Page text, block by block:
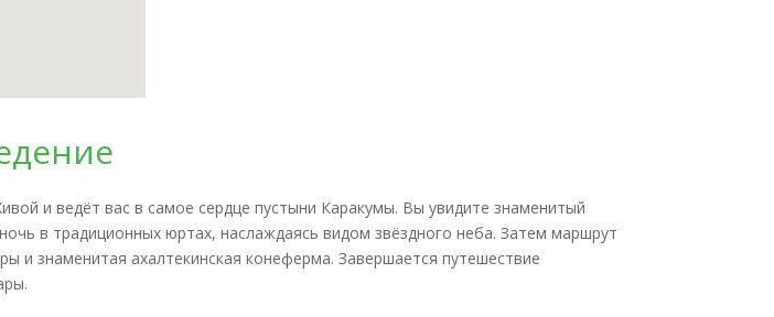
и ведёт вас в самое сердце пустыни Каракумы. Вы увидите знаменитый
в традиционных юртах, наслаждаясь видом звёздного неба. Затем маршрут
знаменитая ахалтекинская конеферма. Завершается путешествие